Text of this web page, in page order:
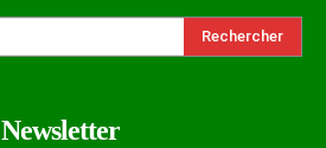
Rechercher
Newsletter